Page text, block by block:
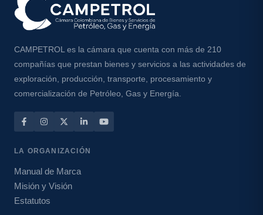
CAMPETROL es la cámara que cuenta con más de 210
compañías que prestan bienes y servicios a las actividades de
exploración, producción, transporte, procesamiento y
comercialización de Petróleo, Gas y Energía.
LA ORGANIZACIÓN
Manual de Marca
Misión y Visión
Estatutos